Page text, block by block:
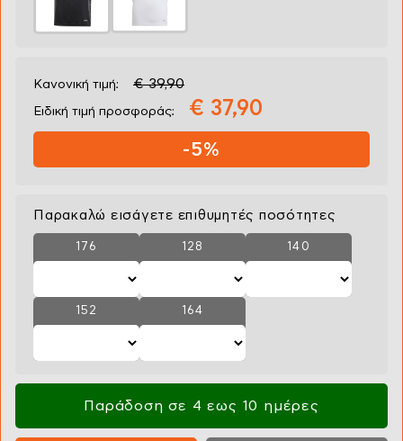
Κανονική τιμή: € 39,90
Ειδική τιμή προσφοράς: € 37,90
-5%
Παρακαλώ εισάγετε επιθυμητές ποσότητες
176 128 140
152 164
Παράδοση σε 4 εως 10 ημέρες